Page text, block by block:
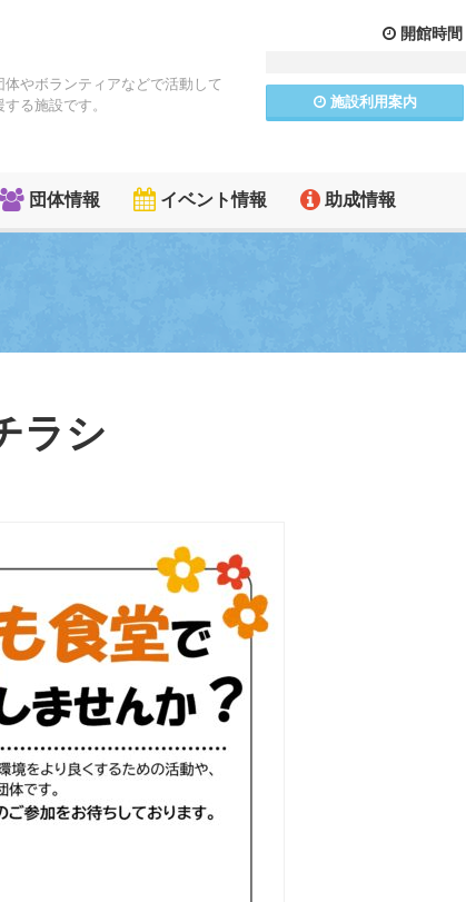
やボランティアなどで活動して
る施設です。
開館時間
施設利用案内
団体情報 イベント情報 助成情報
ラシ